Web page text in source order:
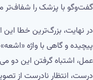
گفت‌وگو با پزشک را شفاف‌تر
در نهایت، بزرگ‌ترین خطا
پیچیده و گاهی با واژه
عمل، اشتباه گرفتن این دو
درست، انتظار نادرست از